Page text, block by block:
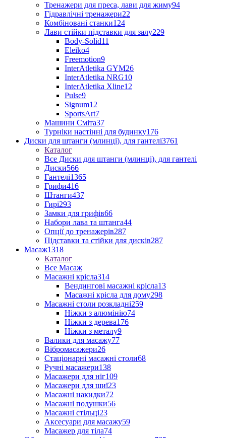
Тренажери для преса, лави для жиму94
Гідравлічні тренажери22
Комбіновані станки124
Лави стійки підставки для залу229
Body-Solid11
Eleiko4
Freemotion9
InterAtletika GYM26
InterAtletika NRG10
InterAtletika Xline12
Pulse9
Signum12
SportsArt7
Машини Сміта37
Турніки настінні для будинку176
Диски для штанги (млинці), для гантелі3761
Каталог
Все Диски для штанги (млинці), для гантелі
Диски566
Гантелі1365
Грифи416
Штанги437
Гирі293
Замки для грифів66
Набори лава та штанга44
Опції до тренажерів287
Підставки та стійки для дисків287
Масаж1318
Каталог
Все Масаж
Масажні крісла314
Вендингові масажні крісла13
Масажні крісла для дому298
Масажні столи розкладні259
Ніжки з алюмінію74
Ніжки з дерева176
Ніжки з металу9
Валики для масажу77
Вібромасажери26
Стаціонарні масажні столи68
Ручні масажери138
Масажери для ніг109
Масажери для шиї23
Масажні накидки72
Масажні подушки56
Масажні стільці23
Аксесуари для масажу59
Масажер для тіла74